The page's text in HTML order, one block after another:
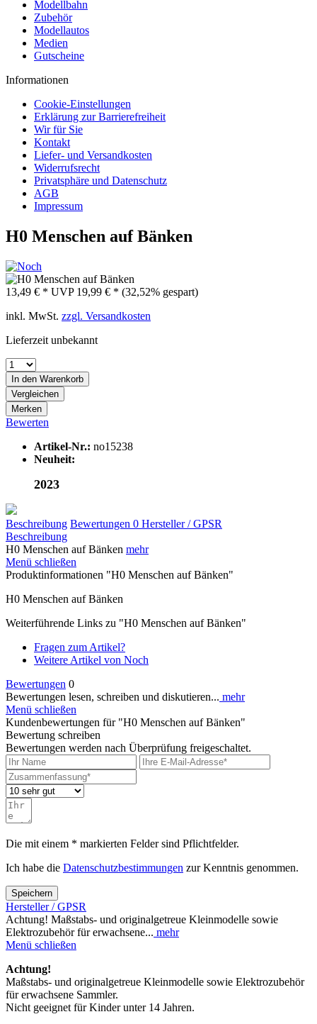
Modellbahn
Zubehör
Modellautos
Medien
Gutscheine
Informationen
Cookie-Einstellungen
Erklärung zur Barrierefreiheit
Wir für Sie
Kontakt
Liefer- und Versandkosten
Widerrufsrecht
Privatsphäre und Datenschutz
AGB
Impressum
H0 Menschen auf Bänken
13,49 € * UVP 19,99 € * (32,52% gespart)
inkl. MwSt. zzgl. Versandkosten
Lieferzeit unbekannt
In den Warenkorb
Vergleichen
Merken
Bewerten
Artikel-Nr.: no15238
Neuheit:
2023
Beschreibung Bewertungen 0 Hersteller / GPSR
Beschreibung
H0 Menschen auf Bänken mehr
Menü schließen
Produktinformationen "H0 Menschen auf Bänken"
H0 Menschen auf Bänken
Weiterführende Links zu "H0 Menschen auf Bänken"
Fragen zum Artikel?
Weitere Artikel von Noch
Bewertungen 0
Bewertungen lesen, schreiben und diskutieren... mehr
Menü schließen
Kundenbewertungen für "H0 Menschen auf Bänken"
Bewertung schreiben
Bewertungen werden nach Überprüfung freigeschaltet.
Die mit einem * markierten Felder sind Pflichtfelder.
Ich habe die Datenschutzbestimmungen zur Kenntnis genommen.
Speichern
Hersteller / GPSR
Achtung! Maßstabs- und originalgetreue Kleinmodelle sowie
Elektrozubehör für erwachsene... mehr
Menü schließen
Achtung!
Maßstabs- und originalgetreue Kleinmodelle sowie Elektrozubehör
für erwachsene Sammler.
Nicht geeignet für Kinder unter 14 Jahren.